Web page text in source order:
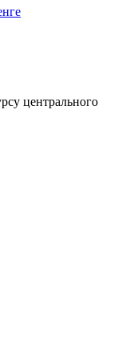
центрального